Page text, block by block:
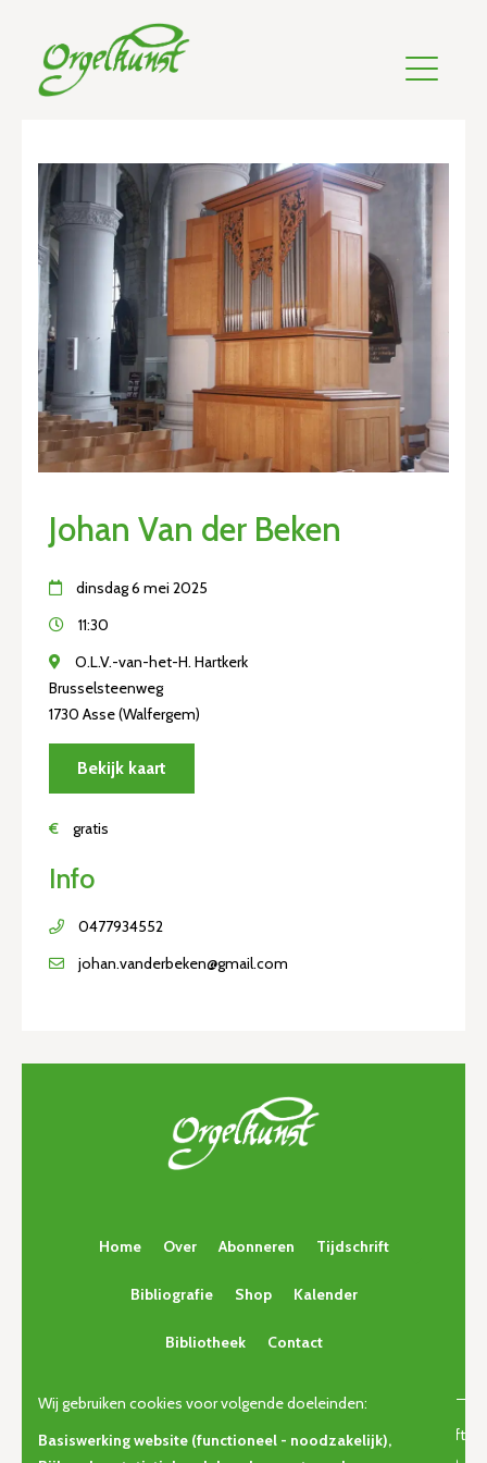
Johan Van der Beken
dinsdag 6 mei 2025
11:30
O.L.V.-van-het-H. Hartkerk
Brusselsteenweg
1730 Asse (Walfergem)
Bekijk kaart
€ gratis
Info
0477934552
johan.vanderbeken@gmail.com
Home Over Abonneren Tijdschrift
Bibliografie Shop Kalender
Bibliotheek Contact
© Copyright 2026 | Orgelkunst | Vlaams cultureel-erfgoedtijdschrift
Wij gebruiken cookies voor volgende doeleinden:
Basiswerking website (functioneel - noodzakelijk),